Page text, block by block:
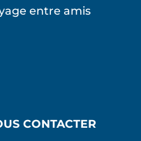
entre amis
CONTACTER